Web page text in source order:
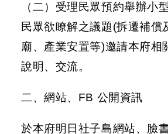
情
系
雙
詞
彙
（二）受理民眾預約舉辦小
民眾欲瞭解之議題(拆遷補償
廟、產業安置等)邀請本府相
說明、交流。
二、網站、FB 公開資訊
於本府明日社子島網站、臉